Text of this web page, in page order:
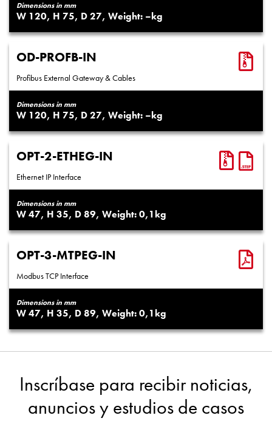
Dimensions in mm
120 75 27 –
OD-PROFB-IN
Profibus External Gateway & Cables
Dimensions in mm
120 75 27 –
OPT-2-ETHEG-IN
Ethernet IP Interface
Dimensions in mm
47 35 89 0,1
OPT-3-MTPEG-IN
Modbus TCP Interface
Dimensions in mm
47 35 89 0,1
Inscríbase para recibir noticias,
anuncios y estudios de casos